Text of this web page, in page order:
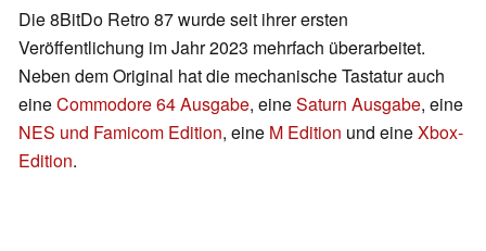
Die 8BitDo Retro 87 wurde seit ihrer ersten
Veröffentlichung im Jahr 2023 mehrfach überarbeitet.
Neben dem Original hat die mechanische Tastatur auch
eineCommodore 64 Ausgabe, eineSaturn Ausgabe, eine
NES und Famicom Edition, eine M Edition und eineXbox-
Edition.